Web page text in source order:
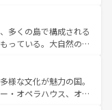
きる。 なお、新
を参照してほしい。
ピング、エンターテイ
トだ。一方、アメリカ
キャニオンやイエロー
美食が融合した独特の
地域で異なる魅力を楽
史を感じることができ
多くの島で構成される
っている。大自然の神
観光地といえばオアフ
ウイ島やカウアイ島が
く海をはじめ、豊かな
様な文化が魅力の国。
・オペラハウス、オー